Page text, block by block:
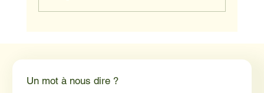
Un mot à nous dire ?